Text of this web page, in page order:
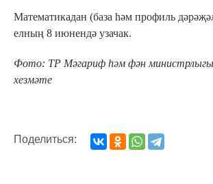
Математикадан (база һәм профиль
елның 8 июнендә узачак.
Фото: ТР Мәгариф һәм фән
хезмәте
Поделиться: